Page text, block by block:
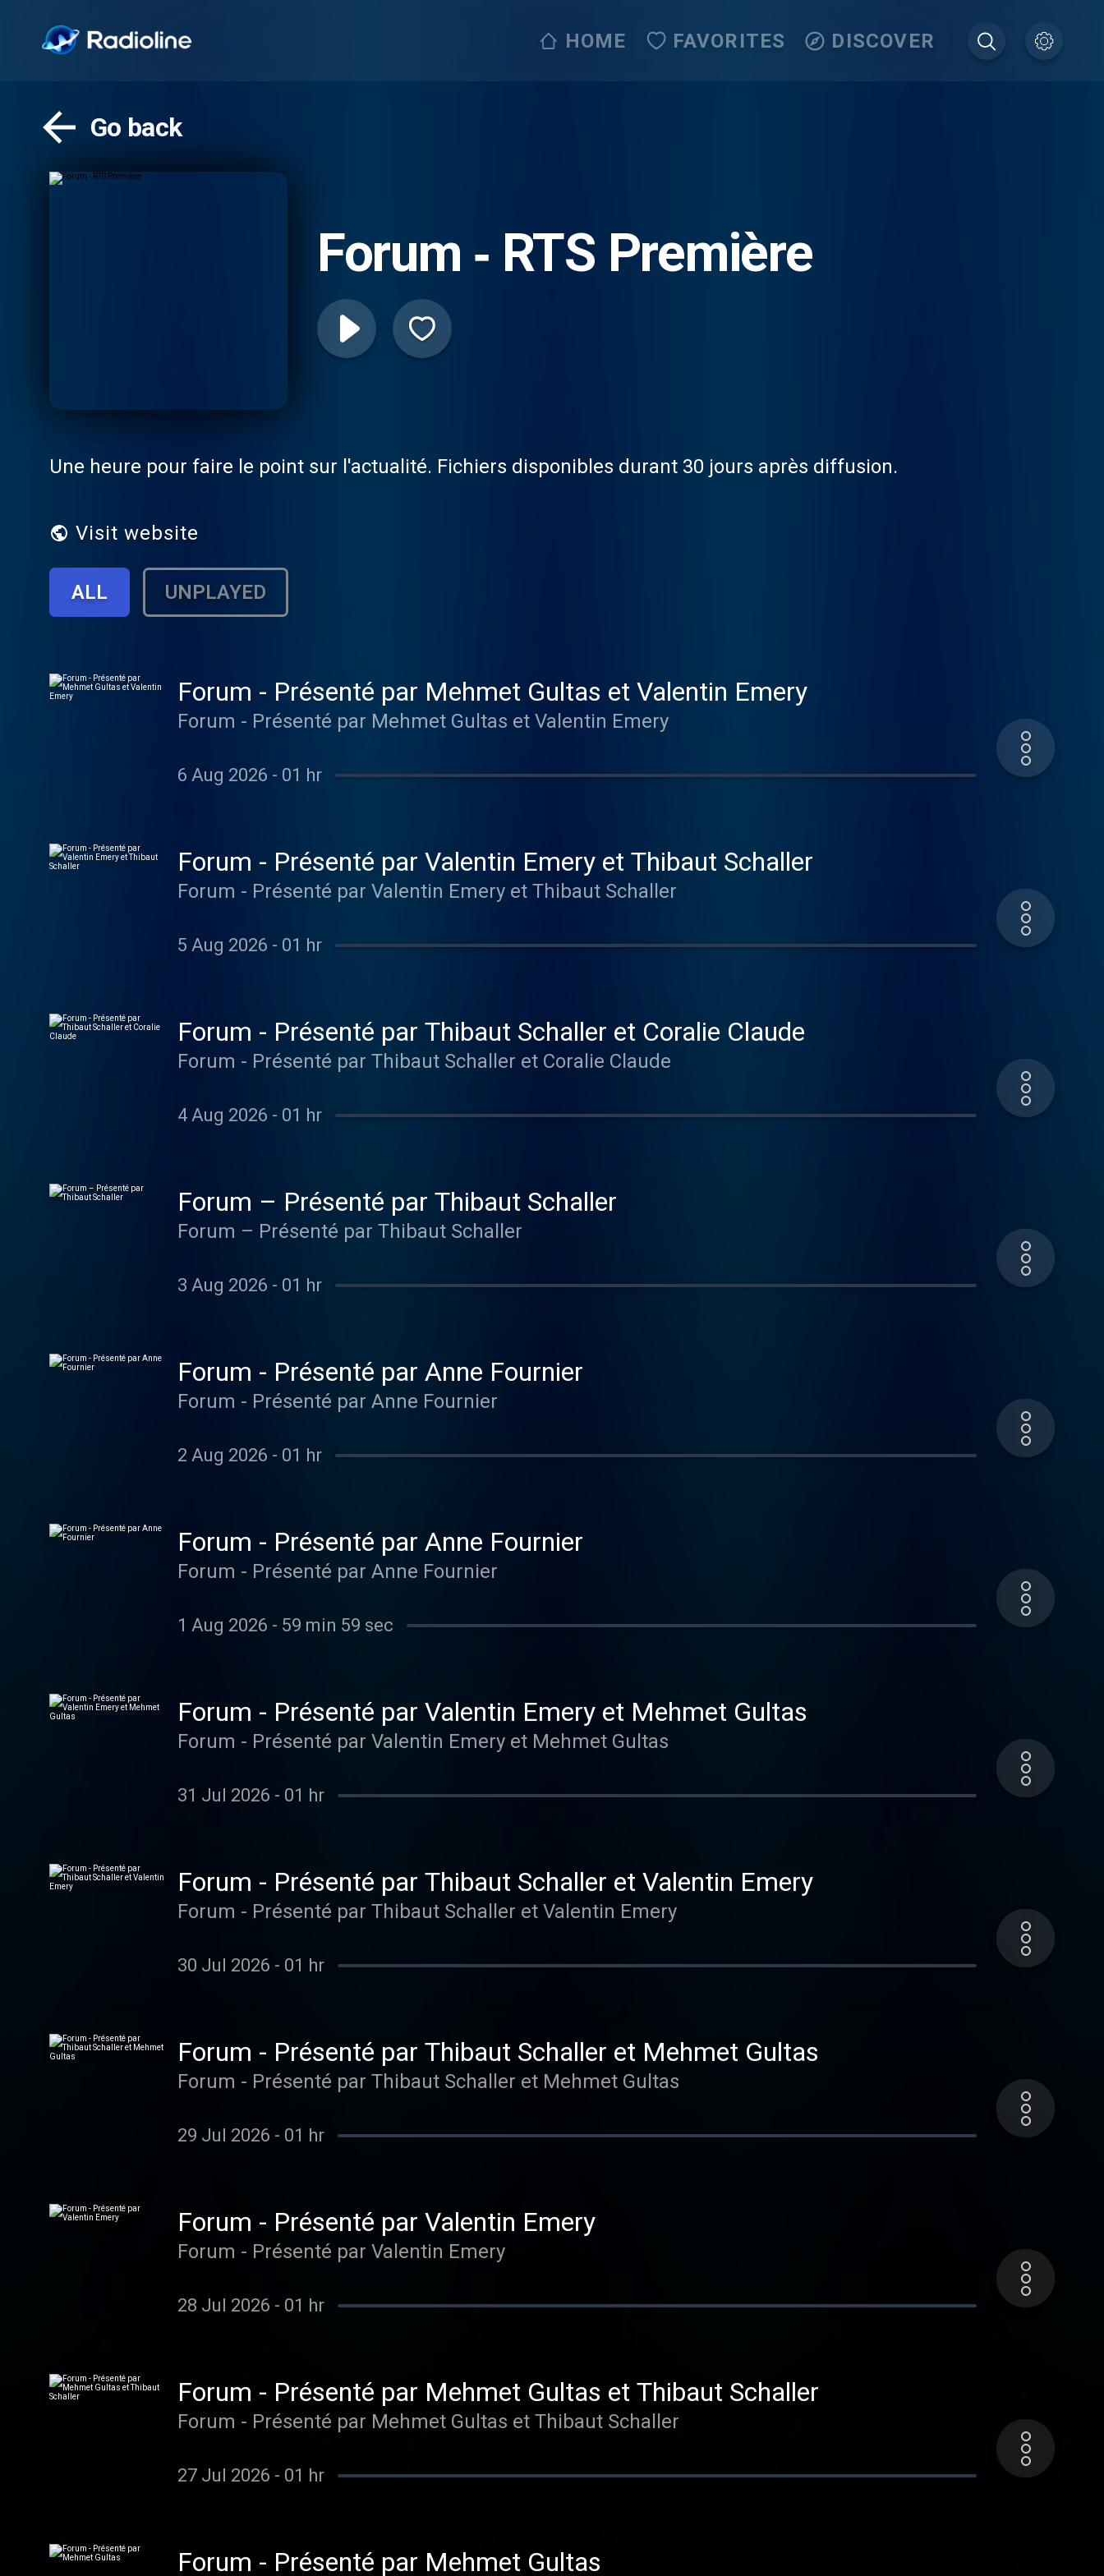
HOME FAVORITES DISCOVER
Go back
Forum ‐ RTS Première
Une heure pour faire le point sur l'actualité. Fichiers disponibles durant 30 jours après diffusion.
Visit website
ALL UNPLAYED
Forum - Présenté par Mehmet Gultas et Valentin Emery
Forum - Présenté par Mehmet Gultas et Valentin Emery
6 Aug 2026 - 01 hr
Forum - Présenté par Valentin Emery et Thibaut Schaller
Forum - Présenté par Valentin Emery et Thibaut Schaller
5 Aug 2026 - 01 hr
Forum - Présenté par Thibaut Schaller et Coralie Claude
Forum - Présenté par Thibaut Schaller et Coralie Claude
4 Aug 2026 - 01 hr
Forum – Présenté par Thibaut Schaller
Forum – Présenté par Thibaut Schaller
3 Aug 2026 - 01 hr
Forum - Présenté par Anne Fournier
Forum - Présenté par Anne Fournier
2 Aug 2026 - 01 hr
Forum - Présenté par Anne Fournier
Forum - Présenté par Anne Fournier
1 Aug 2026 - 59 min 59 sec
Forum - Présenté par Valentin Emery et Mehmet Gultas
Forum - Présenté par Valentin Emery et Mehmet Gultas
31 Jul 2026 - 01 hr
Forum - Présenté par Thibaut Schaller et Valentin Emery
Forum - Présenté par Thibaut Schaller et Valentin Emery
30 Jul 2026 - 01 hr
Forum - Présenté par Thibaut Schaller et Mehmet Gultas
Forum - Présenté par Thibaut Schaller et Mehmet Gultas
29 Jul 2026 - 01 hr
Forum - Présenté par Valentin Emery
Forum - Présenté par Valentin Emery
28 Jul 2026 - 01 hr
Forum - Présenté par Mehmet Gultas et Thibaut Schaller
Forum - Présenté par Mehmet Gultas et Thibaut Schaller
27 Jul 2026 - 01 hr
Forum - Présenté par Mehmet Gultas